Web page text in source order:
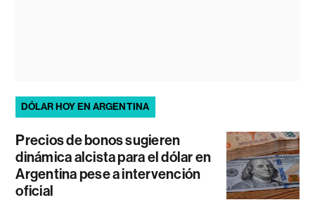
DÓLAR HOY EN ARGENTINA
Precios de bonos sugieren
dinámica alcista para el dólar en
Argentina pese a intervención
oficial